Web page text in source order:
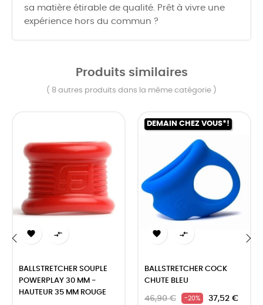
sa matière étirable de qualité. Prêt à vivre une
expérience hors du commun ?
Produits similaires
( 8 autres produits dans la même catégorie )
 
BALLSTRETCHER SOUPLE
POWERPLAY 30 MM -
HAUTEUR 35 MM ROUGE
DEMAIN CHEZ VOUS*!
 
BALLSTRETCHER COCK
CHUTE BLEU
46,90 € -20% 37,52 €